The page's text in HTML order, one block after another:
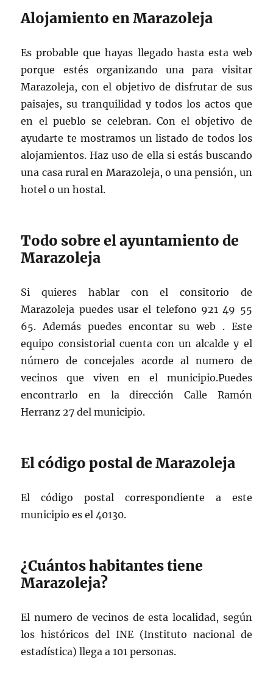
Alojamiento en Marazoleja
Es probable que hayas llegado hasta esta web
porque estés organizando una para visitar
Marazoleja, con el objetivo de disfrutar de sus
paisajes, su tranquilidad y todos los actos que
en el pueblo se celebran. Con el objetivo de
ayudarte te mostramos un listado de todos los
alojamientos. Haz uso de ella si estás buscando
una casa rural en Marazoleja, o una pensión, un
hotel o un hostal.
Todo sobre el ayuntamiento de
Marazoleja
Si quieres hablar con el consitorio de
Marazoleja puedes usar el telefono 921 49 55
65. Además puedes encontar su web . Este
equipo consistorial cuenta con un alcalde y el
número de concejales acorde al numero de
vecinos que viven en el municipio.Puedes
encontrarlo en la dirección Calle Ramón
Herranz 27 del municipio.
El código postal de Marazoleja
El código postal correspondiente a este
municipio es el 40130.
¿Cuántos habitantes tiene
Marazoleja?
El numero de vecinos de esta localidad, según
los históricos del INE (Instituto nacional de
estadística) llega a 101 personas.